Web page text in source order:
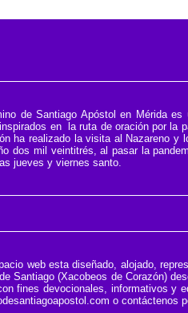
de Santiago Apóstol en Mérida es
en la ruta de oración por la
ha realizado la visita al Nazareno
dos mil veintitrés, al pasar la
jueves y viernes santo.
web esta diseñado, alojado,
Santiago (Xacobeos de Corazón)
fines devocionales, informativos y
o contáctenos